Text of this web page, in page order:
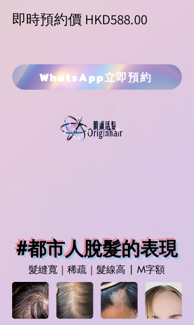
即時預約價 HKD588.00
WhatsApp立即預約
#都市人脫髮的表現
髮縫寬｜稀疏｜髮線高 | M字額